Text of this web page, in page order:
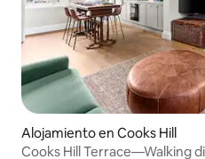
Alojamiento en Cooks Hill
Cooks Hill Terrace—Walking